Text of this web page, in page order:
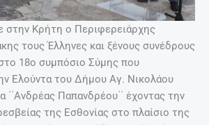
στην Κρήτη ο Περιφερειάρχης
τους Έλληνες και ξένους συνέδρους
18ο συμπόσιο Σύμης που
Ελούντα του Δήμου Αγ. Νικολάου
΄΄Ανδρέας Παπανδρέου΄΄ έχοντας την
της Εσθονίας στο πλαίσιο της